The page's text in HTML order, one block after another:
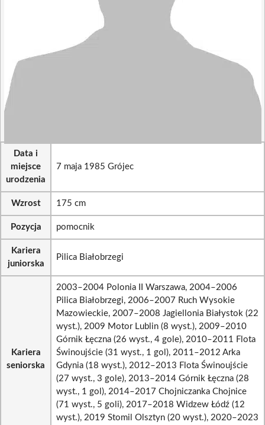
Data i
miejsce
urodzenia
7 maja 1985 Grójec
Wzrost 175 cm
Pozycja pomocnik
Kariera
juniorska
Pilica Białobrzegi
Kariera
seniorska
2003–2004 Polonia II Warszawa, 2004–2006
Pilica Białobrzegi, 2006–2007 Ruch Wysokie
Mazowieckie, 2007–2008 Jagiellonia Białystok (22
wyst.), 2009 Motor Lublin (8 wyst.), 2009–2010
Górnik Łęczna (26 wyst., 4 gole), 2010–2011 Flota
Świnoujście (31 wyst., 1 gol), 2011–2012 Arka
Gdynia (18 wyst.), 2012–2013 Flota Świnoujście
(27 wyst., 3 gole), 2013–2014 Górnik Łęczna (28
wyst., 1 gol), 2014–2017 Chojniczanka Chojnice
(71 wyst., 5 goli), 2017–2018 Widzew Łódź (12
wyst.), 2019 Stomil Olsztyn (20 wyst.), 2020–2023